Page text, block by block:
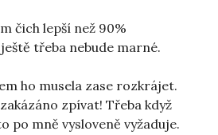
čich lepší než 90%
třeba nebude marné.
ho musela zase rozkrájet.
zpívat! Třeba když
po mně vysloveně vyžaduje.